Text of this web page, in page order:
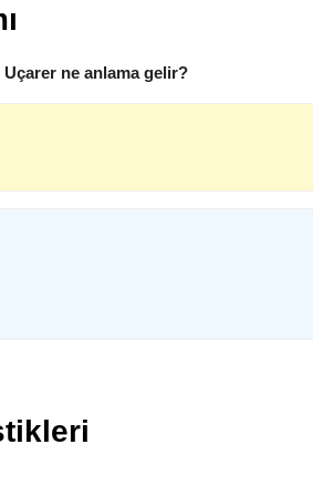
ne anlama gelir?